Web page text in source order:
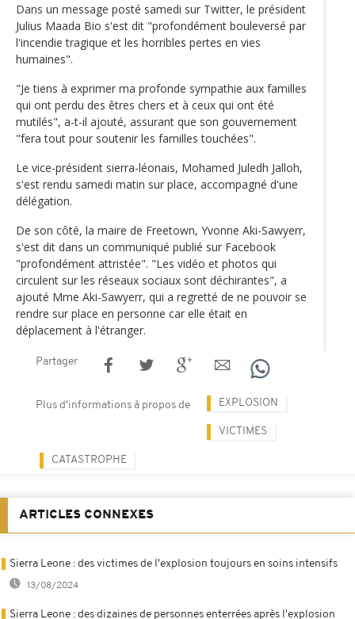
Dans un message posté samedi sur Twitter, le président
Julius Maada Bio s'est dit "profondément bouleversé par
l'incendie tragique et les horribles pertes en vies
humaines".
"Je tiens à exprimer ma profonde sympathie aux familles
qui ont perdu des êtres chers et à ceux qui ont été
mutilés", a-t-il ajouté, assurant que son gouvernement
"fera tout pour soutenir les familles touchées".
Le vice-président sierra-léonais, Mohamed Juledh Jalloh,
s'est rendu samedi matin sur place, accompagné d'une
délégation.
De son côté, la maire de Freetown, Yvonne Aki-Sawyerr,
s'est dit dans un communiqué publié sur Facebook
"profondément attristée". "Les vidéo et photos qui
circulent sur les réseaux sociaux sont déchirantes", a
ajouté Mme Aki-Sawyerr, qui a regretté de ne pouvoir se
rendre sur place en personne car elle était en
déplacement à l'étranger.
Partager
Plus d'informations à propos de EXPLOSION
VICTIMES
CATASTROPHE
ARTICLES CONNEXES
Sierra Leone : des victimes de l'explosion toujours en soins intensifs
13/08/2024
Sierra Leone : des dizaines de personnes enterrées après l'explosion